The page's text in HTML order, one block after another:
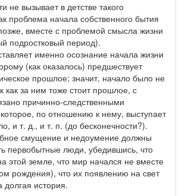
не вызывает в детстве такого
проблема начала собственного бытия
вместе с проблемой смысла жизни
подростковый период).
именно осознание начала жизни
(как оказалось) предшествует
прошлое; значит, начало было не
как за ним тоже стоит прошлое, с
причинно-следственными
по отношению к нему, выступает
и т. д., и т. п. (до бесконечности?).
смущение и недоумение должны
первобытные люди, убедившись, что
этой земле, что мир начался не вместе
рождения), что их появлению на свет
долгая история.